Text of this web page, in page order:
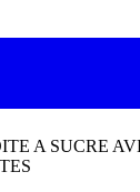
A SUCRE